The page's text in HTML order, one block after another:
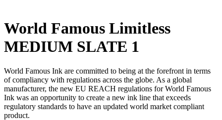
World Famous Limitless
MEDIUM SLATE 1
World Famous Ink are committed to being at the forefront in terms
of compliancy with regulations across the globe. As a global
manufacturer, the new EU REACH regulations for World Famous
Ink was an opportunity to create a new ink line that exceeds
regulatory standards to have an updated world market compliant
product.